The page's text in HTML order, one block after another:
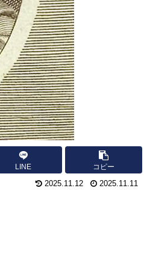
LINE コピー
2025.11.12 2025.11.11